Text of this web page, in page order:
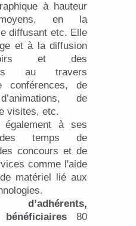
à hauteur
en la
diffusant etc. Elle
et à la diffusion
et des
au travers
conférences, de
de
visites, etc.
également à ses
des temps de
concours et de
comme l'aide
matériel lié aux
d’adhérents,
80